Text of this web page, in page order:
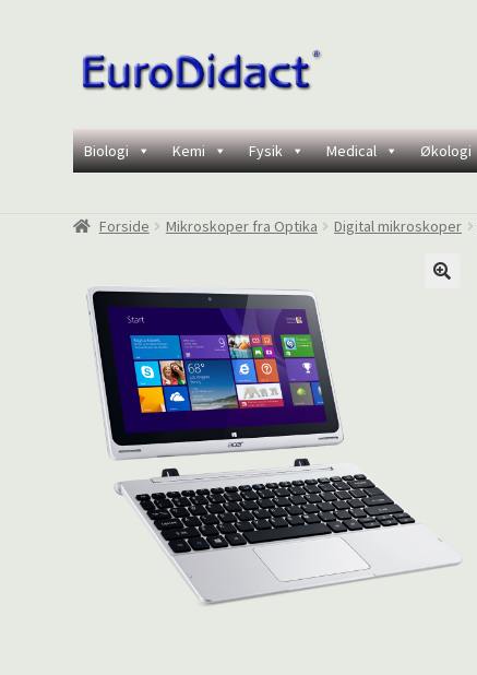
Spring
til
Spring
til
Biologi Kemi Fysik Medical Økologi
Forside Mikroskoper fra Optika Digital mikroskoper